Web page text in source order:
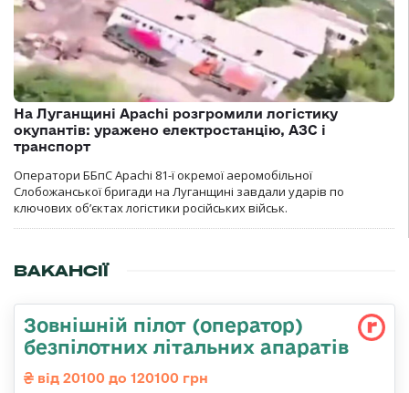
На Луганщині Apachi розгромили логістику
окупантів: уражено електростанцію, АЗС і
транспорт
Оператори ББпС Apachi 81-ї окремої аеромобільної
Слобожанської бригади на Луганщині завдали ударів по
ключових об’єктах логістики російських військ.
ВАКАНСІЇ
Зовнішній пілот (оператор)
безпілотних літальних апаратів
від 20100 до 120100 грн